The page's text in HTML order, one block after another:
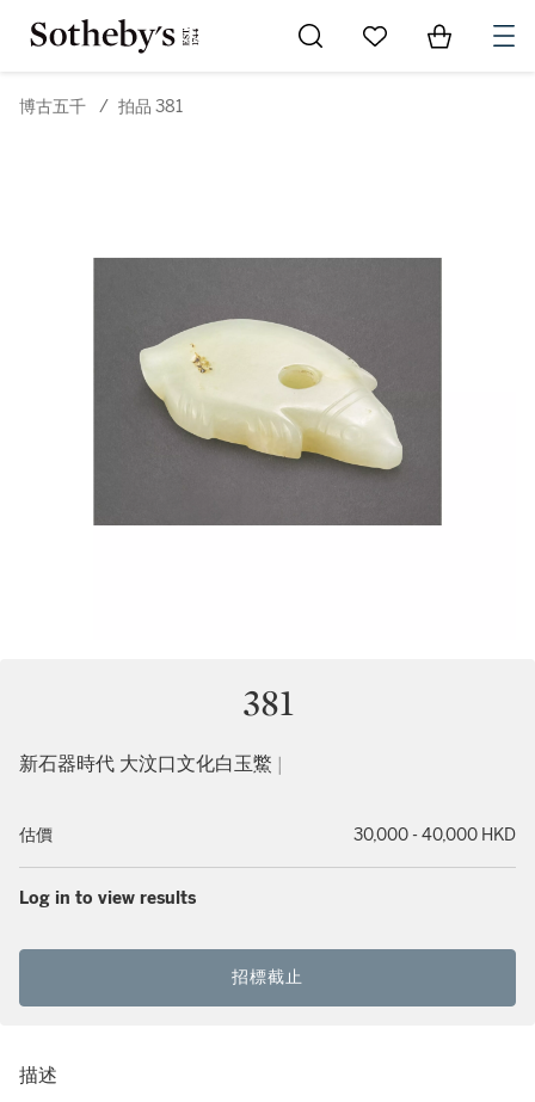
Go to My Favorites
Items in
博古五千 / 拍品 381
381
新石器時代 大汶口文化白玉鱉 |
估價 30,000 - 40,000 HKD
Log in to view results
招標截止
描述